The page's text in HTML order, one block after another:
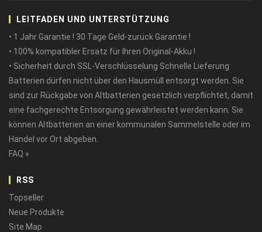
LEITFADEN UND UNTERSTÜTZUNG
• 1 Jahr Garantie ! 30 Tage Geld-zurück Garantie !
• 100% kompatibler Ersatz für Ihren Original-Akku !
• Sicherheit durch SSL-Verschlüsselung Schnelle Lieferung
Batterien dürfen nicht über den Hausmüll entsorgt werden. Sie
sind zur Rückgabe von Altbatterien gesetzlich verpflichtet, damit
eine fachgerechte Entsorgung gewährleistet werden kann. Sie
können Altbatterien an einer kommunalen Sammelstelle oder im
Handel vor Ort abgeben.
FAQ »
RSS
Topseller
Neue Produkte
Site Map